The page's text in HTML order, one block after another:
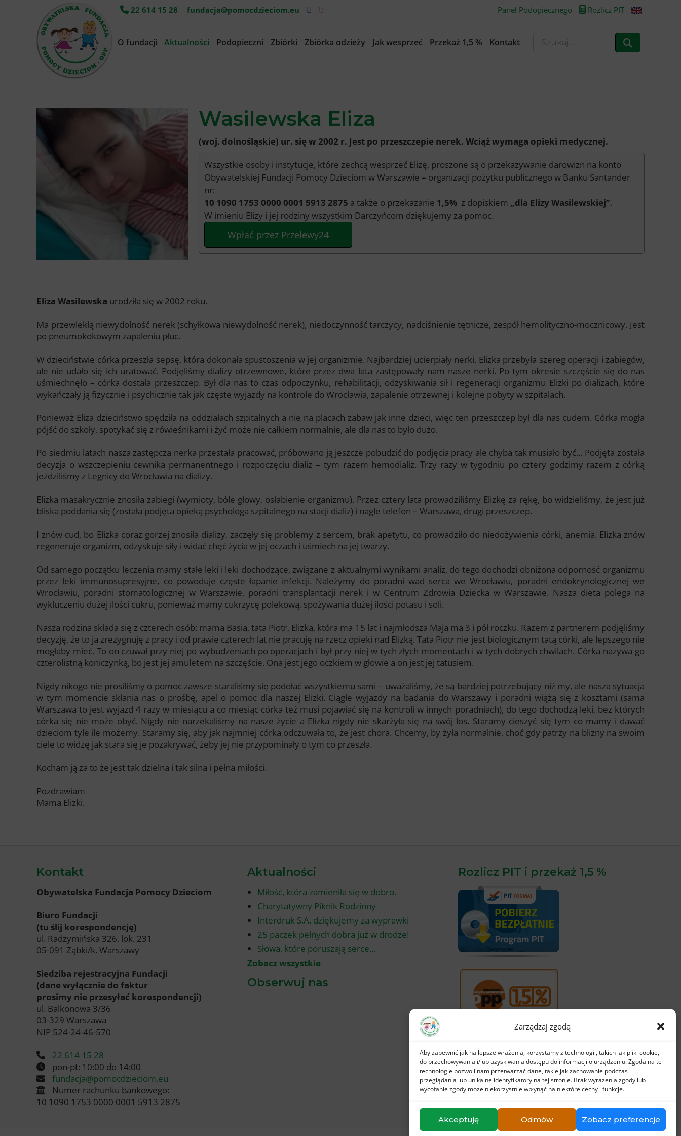
Zarządzaj zgodą
Aby zapewnić jak najlepsze wrażenia, korzystamy z technologii, takich jak pliki cookie,
do przechowywania i/lub uzyskiwania dostępu do informacji o urządzeniu. Zgoda na te
technologie pozwoli nam przetwarzać dane, takie jak zachowanie podczas
przeglądania lub unikalne identyfikatory na tej stronie. Brak wyrażenia zgody lub
wycofanie zgody może niekorzystnie wpłynąć na niektóre cechy i funkcje.
Akceptuję Odmów Zobacz preferencje
22 614 15 28 fundacja@pomocdzieciom.eu Panel Podopiecznego Rozlicz PIT
O fundacji Aktualności Podopieczni Zbiórki Zbiórka odzieży Jak wesprzeć Przekaż 1,5 % Kontakt
Wasilewska Eliza
(woj. dolnośląskie) ur. się w 2002 r. Jest po przeszczepie nerek. Wciąż wymaga opieki medycznej.
Wszystkie osoby i instytucje, które zechcą wesprzeć Elizę, proszone są o przekazywanie darowizn na konto
Obywatelskiej Fundacji Pomocy Dzieciom w Warszawie – organizacji pożytku publicznego w Banku Santander
nr:
10 1090 1753 0000 0001 5913 2875 a także o przekazanie 1,5% z dopiskiem „dla Elizy Wasilewskiej”.
W imieniu Elizy i jej rodziny wszystkim Darczyńcom dziękujemy za pomoc.
Wpłać przez Przelewy24
Eliza Wasilewska urodziła się w 2002 roku.
Ma przewlekłą niewydolność nerek (schyłkowa niewydolność nerek), niedoczynność tarczycy, nadciśnienie tętnicze, zespół hemolityczno-mocznicowy. Jest
po pneumokokowym zapaleniu płuc.
W dzieciństwie córka przeszła sepsę, która dokonała spustoszenia w jej organizmie. Najbardziej ucierpiały nerki. Elizka przebyła szereg operacji i zabiegów,
ale nie udało się ich uratować. Podjęliśmy dializy otrzewnowe, które przez dwa lata zastępowały nam nasze nerki. Po tym okresie szczęście się do nas
uśmiechnęło – córka dostała przeszczep. Był dla nas to czas odpoczynku, rehabilitacji, odzyskiwania sił i regeneracji organizmu Elizki po dializach, które
wykańczały ją fizycznie i psychicznie tak jak częste wyjazdy na kontrole do Wrocławia, zapalenie otrzewnej i kolejne pobyty w szpitalach.
Ponieważ Eliza dzieciństwo spędziła na oddziałach szpitalnych a nie na placach zabaw jak inne dzieci, więc ten przeszczep był dla nas cudem. Córka mogła
pójść do szkoły, spotykać się z rówieśnikami i żyć może nie całkiem normalnie, ale dla nas to było dużo.
Po siedmiu latach nasza zastępcza nerka przestała pracować, próbowano ją jeszcze pobudzić do podjęcia pracy ale chyba tak musiało być… Podjęta została
decyzja o wszczepieniu cewnika permanentnego i rozpoczęciu dializ – tym razem hemodializ. Trzy razy w tygodniu po cztery godzimy razem z córką
jeździliśmy z Legnicy do Wrocławia na dializy.
Elizka masakrycznie znosiła zabiegi (wymioty, bóle głowy, osłabienie organizmu). Przez cztery lata prowadziliśmy Elizkę za rękę, bo widzieliśmy, że jest już
bliska poddania się (została podjęta opieką psychologa szpitalnego na stacji dializ) i nagle telefon – Warszawa, drugi przeszczep.
I znów cud, bo Elizka coraz gorzej znosiła dializy, zaczęły się problemy z sercem, brak apetytu, co prowadziło do niedożywienia córki, anemia. Elizka znów
regeneruje organizm, odzyskuje siły i widać chęć życia w jej oczach i uśmiech na jej twarzy.
Od samego początku leczenia mamy stałe leki i leki dochodzące, związane z aktualnymi wynikami analiz, do tego dochodzi obniżona odporność organizmu
przez leki immunosupresyjne, co powoduje częste łapanie infekcji. Należymy do poradni wad serca we Wrocławiu, poradni endokrynologicznej we
Wrocławiu, poradni stomatologicznej w Warszawie, poradni transplantacji nerek i w Centrum Zdrowia Dziecka w Warszawie. Nasza dieta polega na
wykluczeniu dużej ilości cukru, ponieważ mamy cukrzycę polekową, spożywania dużej ilości potasu i soli.
Nasza rodzina składa się z czterech osób: mama Basia, tata Piotr, Elizka, która ma 15 lat i najmłodsza Maja ma 3 i pół roczku. Razem z partnerem podjęliśmy
decyzję, że to ja zrezygnuję z pracy i od prawie czterech lat nie pracuję na rzecz opieki nad Elizką. Tata Piotr nie jest biologicznym tatą córki, ale lepszego nie
mogłaby mieć. To on czuwał przy niej po wybudzeniach po operacjach i był przy niej w tych złych momentach i w tych dobrych chwilach. Córka nazywa go
czterolistną koniczynką, bo jest jej amuletem na szczęście. Ona jest jego oczkiem w głowie a on jest jej tatusiem.
Nigdy nikogo nie prosiliśmy o pomoc zawsze staraliśmy się podołać wszystkiemu sami – uważaliśmy, że są bardziej potrzebujący niż my, ale nasza sytuacja
w tym momencie skłania nas o prośbę, apel o pomoc dla naszej Elizki. Ciągłe wyjazdy na badania do Warszawy i poradni wiążą się z kosztami (sama
Warszawa to jest wyjazd 4 razy w miesiącu a co miesiąc córka też musi pojawiać się na kontroli w innych poradniach), do tego dochodzą leki, bez których
córka się nie może obyć. Nigdy nie narzekaliśmy na nasze życie a Elizka nigdy nie skarżyła się na swój los. Staramy cieszyć się tym co mamy i dawać
dzieciom tyle ile możemy. Staramy się, aby jak najmniej córka odczuwała to, że jest chora. Chcemy, by żyła normalnie, choć gdy patrzy na blizny na swoim
ciele to widzę jak stara się je pozakrywać, żeby jej nie przypominały o tym co przeszła.
Kocham ją za to że jest tak dzielna i tak silna i pełna miłości.
Pozdrawiam
Mama Elizki.
Kontakt
Obywatelska Fundacja Pomocy Dzieciom
Biuro Fundacji
(tu ślij korespondencję)
ul. Radzymińska 326, lok. 231
05-091 Ząbki/k. Warszawy
Siedziba rejestracyjna Fundacji
(dane wyłącznie do faktur
prosimy nie przesyłać korespondencji)
ul. Balkonowa 3/36
03-329 Warszawa
NIP 524-24-46-570
22 614 15 28
pon-pt: 10:00 do 14:00
fundacja@pomocdzieciom.eu
Numer rachunku bankowego:
10 1090 1753 0000 0001 5913 2875
Aktualności
Miłość, która zamieniła się w dobro.
Charytatywny Piknik Rodzinny
Interdruk S.A. dziękujemy za wyprawki
25 paczek pełnych dobra już w drodze!
Słowa, które poruszają serce…
Zobacz wszystkie
Obserwuj nas
Rozlicz PIT i przekaż 1,5 %